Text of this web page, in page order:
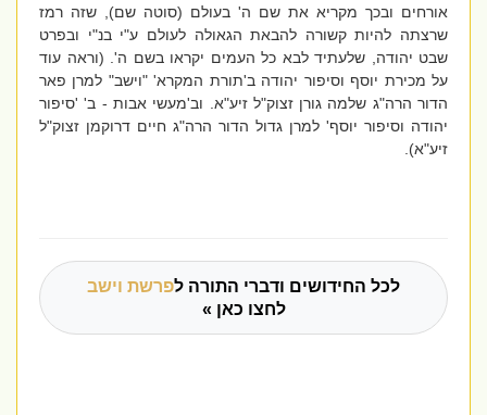
אורחים ובכך מקריא את שם ה' בעולם (סוטה שם), שזה רמז
שרצתה להיות קשורה להבאת הגאולה לעולם ע"י בנ"י ובפרט
שבט יהודה, שלעתיד לבא כל העמים יקראו בשם ה'. (וראה עוד
על מכירת יוסף וסיפור יהודה ב'תורת המקרא' "וישב" למרן פאר
הדור הרה"ג שלמה גורן זצוק"ל זיע"א. וב'מעשי אבות - ב' 'סיפור
יהודה וסיפור יוסף' למרן גדול הדור הרה"ג חיים דרוקמן זצוק"ל
זיע"א).
לכל החידושים ודברי התורה לפרשת וישב
לחצו כאן »